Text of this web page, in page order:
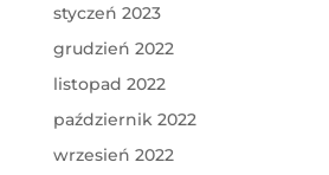
styczeń 2023
grudzień 2022
listopad 2022
październik 2022
wrzesień 2022